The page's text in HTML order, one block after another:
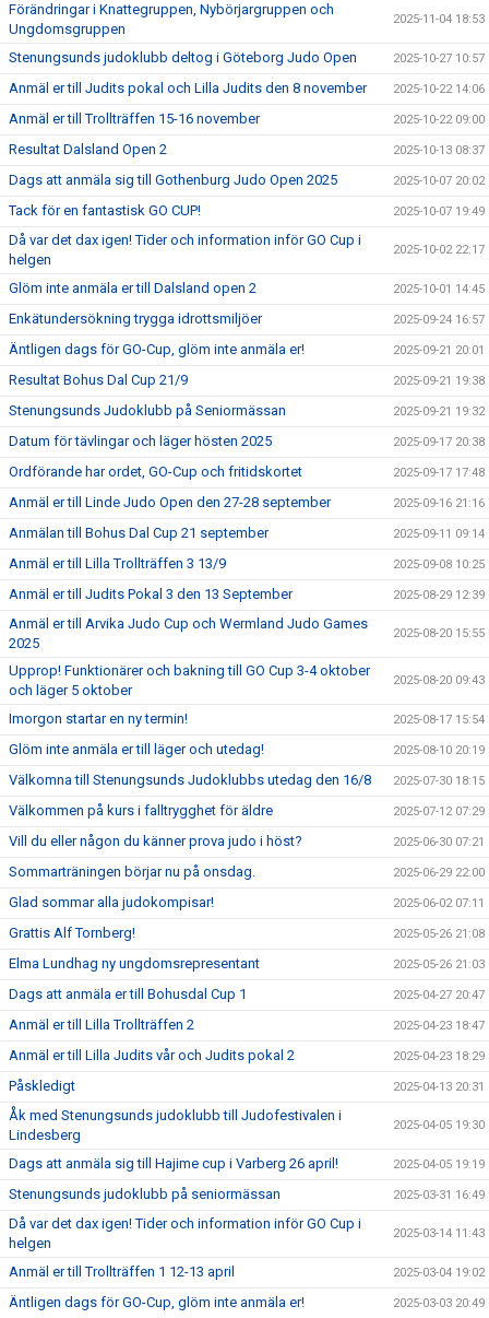
Förändringar i Knattegruppen, Nybörjargruppen och
Ungdomsgruppen
2025-11-04 18:53
Stenungsunds judoklubb deltog i Göteborg Judo Open 2025-10-27 10:57
Anmäl er till Judits pokal och Lilla Judits den 8 november 2025-10-22 14:06
Anmäl er till Trollträffen 15-16 november 2025-10-22 09:00
Resultat Dalsland Open 2 2025-10-13 08:37
Dags att anmäla sig till Gothenburg Judo Open 2025 2025-10-07 20:02
Tack för en fantastisk GO CUP! 2025-10-07 19:49
Då var det dax igen! Tider och information inför GO Cup i
helgen
2025-10-02 22:17
Glöm inte anmäla er till Dalsland open 2 2025-10-01 14:45
Enkätundersökning trygga idrottsmiljöer 2025-09-24 16:57
Äntligen dags för GO-Cup, glöm inte anmäla er! 2025-09-21 20:01
Resultat Bohus Dal Cup 21/9 2025-09-21 19:38
Stenungsunds Judoklubb på Seniormässan 2025-09-21 19:32
Datum för tävlingar och läger hösten 2025 2025-09-17 20:38
Ordförande har ordet, GO-Cup och fritidskortet 2025-09-17 17:48
Anmäl er till Linde Judo Open den 27-28 september 2025-09-16 21:16
Anmälan till Bohus Dal Cup 21 september 2025-09-11 09:14
Anmäl er till Lilla Trollträffen 3 13/9 2025-09-08 10:25
Anmäl er till Judits Pokal 3 den 13 September 2025-08-29 12:39
Anmäl er till Arvika Judo Cup och Wermland Judo Games
2025
2025-08-20 15:55
Upprop! Funktionärer och bakning till GO Cup 3-4 oktober
och läger 5 oktober
2025-08-20 09:43
Imorgon startar en ny termin! 2025-08-17 15:54
Glöm inte anmäla er till läger och utedag! 2025-08-10 20:19
Välkomna till Stenungsunds Judoklubbs utedag den 16/8 2025-07-30 18:15
Välkommen på kurs i falltrygghet för äldre 2025-07-12 07:29
Vill du eller någon du känner prova judo i höst? 2025-06-30 07:21
Sommarträningen börjar nu på onsdag. 2025-06-29 22:00
Glad sommar alla judokompisar! 2025-06-02 07:11
Grattis Alf Tornberg! 2025-05-26 21:08
Elma Lundhag ny ungdomsrepresentant 2025-05-26 21:03
Dags att anmäla er till Bohusdal Cup 1 2025-04-27 20:47
Anmäl er till Lilla Trollträffen 2 2025-04-23 18:47
Anmäl er till Lilla Judits vår och Judits pokal 2 2025-04-23 18:29
Påskledigt 2025-04-13 20:31
Åk med Stenungsunds judoklubb till Judofestivalen i
Lindesberg
2025-04-05 19:30
Dags att anmäla sig till Hajime cup i Varberg 26 april! 2025-04-05 19:19
Stenungsunds judoklubb på seniormässan 2025-03-31 16:49
Då var det dax igen! Tider och information inför GO Cup i
helgen
2025-03-14 11:43
Anmäl er till Trollträffen 1 12-13 april 2025-03-04 19:02
Äntligen dags för GO-Cup, glöm inte anmäla er! 2025-03-03 20:49